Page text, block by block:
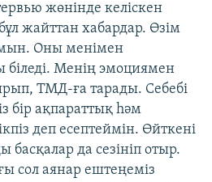
жөнінде келіскен
жайттан хабардар. Өзім
Оны менімен
біледі. Менің эмоциямен
ТМД-ға тарады. Себебі
бір ақпараттық һәм
деп есептеймін. Өйткені
да сезініп отыр.
сол аянар ештеңеміз